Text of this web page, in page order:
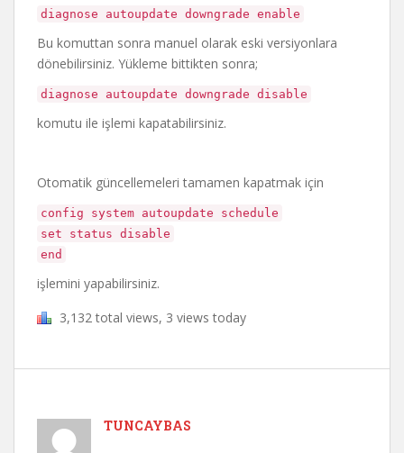
diagnose autoupdate downgrade enable
Bu komuttan sonra manuel olarak eski versiyonlara
dönebilirsiniz. Yükleme bittikten sonra;
diagnose autoupdate downgrade disable
komutu ile işlemi kapatabilirsiniz.
Otomatik güncellemeleri tamamen kapatmak için
config system autoupdate schedule
set status disable
end
işlemini yapabilirsiniz.
3,132 total views, 3 views today
TUNCAYBAS